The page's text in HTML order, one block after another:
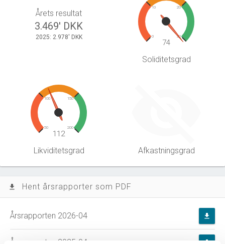
Årets resultat
3.469' DKK
2025: 2.978' DKK 0
10 20
30
74
Soliditetsgrad
50
100 150
200
112
Likviditetsgrad Afkastningsgrad
file_download Hent årsrapporter som PDF
Årsrapporten 2026-04 file_download